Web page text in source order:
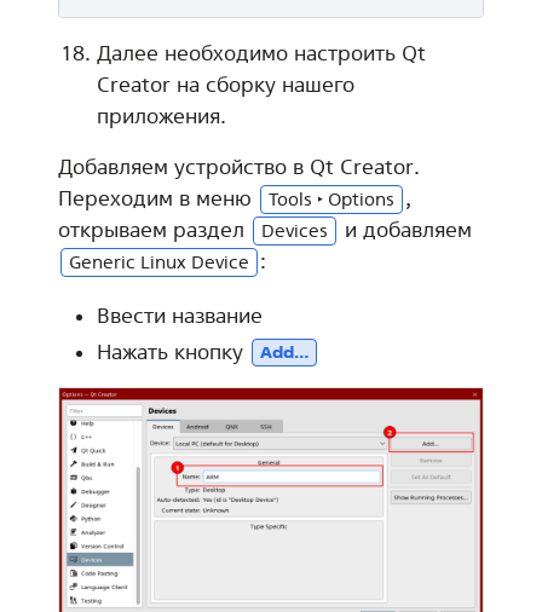
Далее необходимо настроить Qt
Creator на сборку нашего
приложения.
Добавляем устройство в Qt Creator.
Переходим в меню
Tools ‣ Options
,
открываем раздел
Devices и добавляем
Generic Linux Device :
Ввести название
Нажать кнопку
Add…